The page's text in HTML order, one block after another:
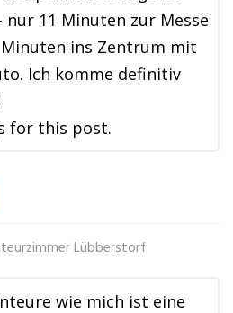
nur 11 Minuten zur Messe
ins Zentrum mit
Ich komme definitiv
for this post.
Lübberstorf
wie mich ist eine